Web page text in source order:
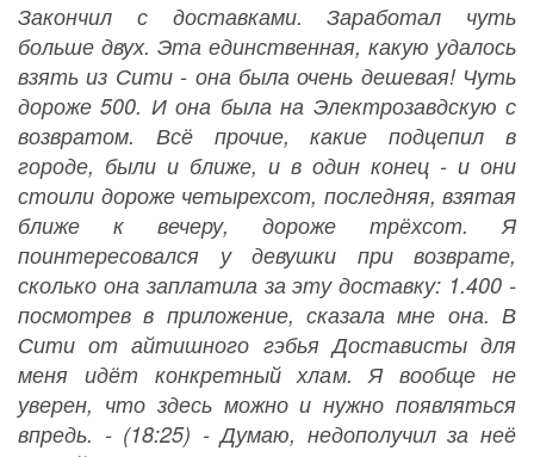
Закончил с доставками. Заработал чуть
больше двух. Эта единственная, какую удалось
взять из Сити - она была очень дешевая! Чуть
дороже 500. И она была на Электрозавдскую с
возвратом. Всё прочие, какие подцепил в
городе, были и ближе, и в один конец - и они
стоили дороже четырехсот, последняя, взятая
ближе к вечеру, дороже трёхсот. Я
поинтересовался у девушки при возврате,
сколько она заплатила за эту доставку: 1.400 -
посмотрев в приложение, сказала мне она. В
Сити от айтишного гэбья Достависты для
меня идёт конкретный хлам. Я вообще не
уверен, что здесь можно и нужно появляться
впредь. - (18:25) - Думаю, недополучил за неё